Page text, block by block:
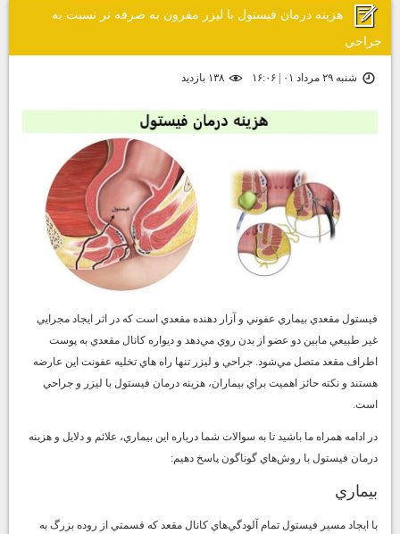
هزينه درمان فيستول با ليزر مقرون به صرفه تر نسبت به
جراحي
شنبه ۲۹ مرداد ۰۱ | ۱۶:۰۶
فيستول مقعدي بيماري عفوني و آزار دهنده مقعدي است كه در اثر ايجاد مجرايي
غير طبيعي مابين دو عضو از بدن روي مي‌دهد و ديواره كانال مقعدي به پوست
اطراف مقعد متصل مي‌شود. جراحي و ليزر تنها راه هاي تخليه عفونت اين عارضه
هستند و نكته حائز اهميت براي بيماران، هزينه درمان فيستول با ليزر و جراحي
است.
در ادامه همراه ما باشيد تا به سوالات شما درباره اين بيماري، علائم و دلايل و هزينه
درمان فيستول با روش‌هاي گوناگون پاسخ دهيم:
بيماري
با ايجاد مسير فيستول تمام آلودگي‌هاي كانال مقعد كه قسمتي از روده بزرگ به